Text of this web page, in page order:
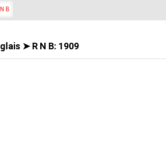
5. Trinité Et Tobago
B
➤ R N B: 1909